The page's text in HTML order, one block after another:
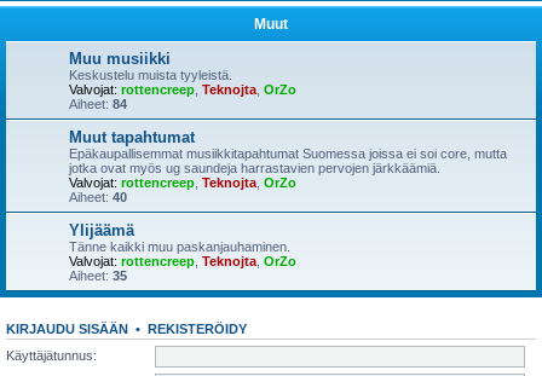
Muut
Muu musiikki
Keskustelu muista tyyleistä.
Valvojat: rottencreep Teknojta OrZo
Aiheet: 84
Muut tapahtumat
Epäkaupallisemmat musiikkitapahtumat Suomessa joissa ei soi core, mutta
jotka ovat myös ug saundeja harrastavien pervojen järkkäämiä.
Valvojat: rottencreep Teknojta OrZo
Aiheet: 40
Ylijäämä
Tänne kaikki muu paskanjauhaminen.
Valvojat: rottencreep Teknojta OrZo
Aiheet: 35
KIRJAUDU SISÄÄN • REKISTERÖIDY
Käyttäjätunnus: